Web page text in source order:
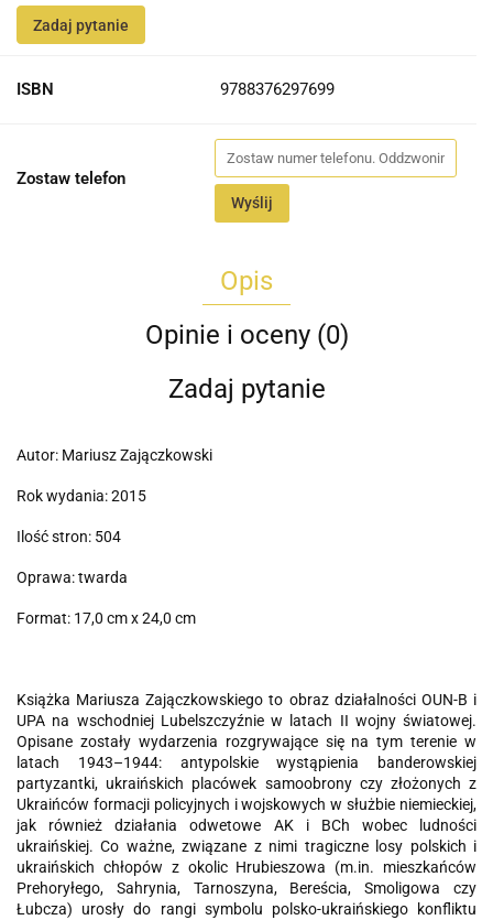
Zadaj pytanie
ISBN 9788376297699
Zostaw telefon
Wyślij
Opis
Opinie i oceny (0)
Zadaj pytanie
Autor: Mariusz Zajączkowski
Rok wydania: 2015
Ilość stron: 504
Oprawa: twarda
Format: 17,0 cm x 24,0 cm
Książka Mariusza Zajączkowskiego to obraz działalności OUN-B i
UPA na wschodniej Lubelszczyźnie w latach II wojny światowej.
Opisane zostały wydarzenia rozgrywające się na tym terenie w
latach 1943–1944: antypolskie wystąpienia banderowskiej
partyzantki, ukraińskich placówek samoobrony czy złożonych z
Ukraińców formacji policyjnych i wojskowych w służbie niemieckiej,
jak również działania odwetowe AK i BCh wobec ludności
ukraińskiej. Co ważne, związane z nimi tragiczne losy polskich i
ukraińskich chłopów z okolic Hrubieszowa (m.in. mieszkańców
Prehoryłego, Sahrynia, Tarnoszyna, Bereścia, Smoligowa czy
Łubcza) urosły do rangi symbolu polsko-ukraińskiego konfliktu